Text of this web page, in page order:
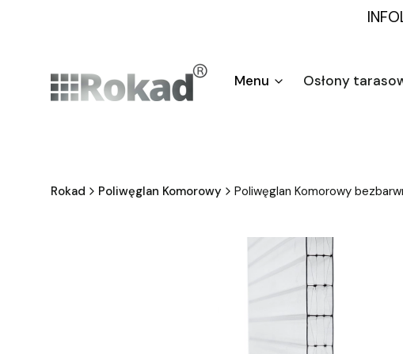
Menu Osłony
Rokad Poliwęglan Komorowy Poliwęglan Komorowy